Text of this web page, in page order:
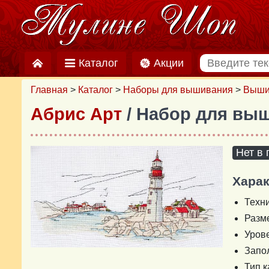
Каталог Акции
Главная > Каталог > Наборы для вышивания >
Абрис Арт / Набор для
Нет в
Тип